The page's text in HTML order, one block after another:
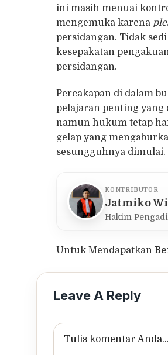
ini masih menuai
mengemuka karena
persidangan. Tidak
kesepakatan
persidangan.
Percakapan di dalam
pelajaran penting yang
namun hukum tetap
gelap yang
sesungguhnya dimulai.
KONTRIBUTOR
Jatmiko
Hakim
Untuk Mendapatkan
Leave A Reply